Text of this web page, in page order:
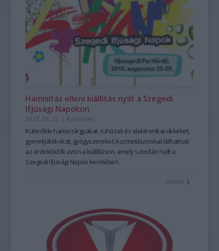
Hamisítás elleni kiállítás nyílt a Szegedi
Ifjúsági Napokon
2010. 08. 25. | Kultúrpart
Különféle hamis tárgyakat, ruházati és elektronikai cikkeket,
gyerekjátékokat, gyógyszereket, kozmetikumokat láthatnak
az érdeklődők azon a kiállításon, amely szerdán nyílt a
Szegedi Ifjúsági Napok keretében.
tovább